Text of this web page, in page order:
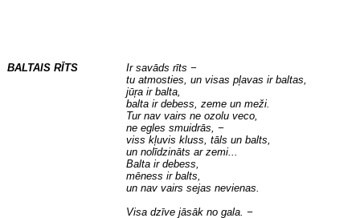
BALTAIS RĪTS
Ir savāds rīts −
tu atmosties, un visas pļavas ir baltas,
jūŗa ir balta,
balta ir debess, zeme un meži.
Tur nav vairs ne ozolu veco,
ne egles smuidrās, −
viss kļuvis kluss, tāls un balts,
un nolīdzināts ar zemi...
Balta ir debess,
mēness ir balts,
un nav vairs sejas nevienas.
Visa dzīve jāsāk no gala. −